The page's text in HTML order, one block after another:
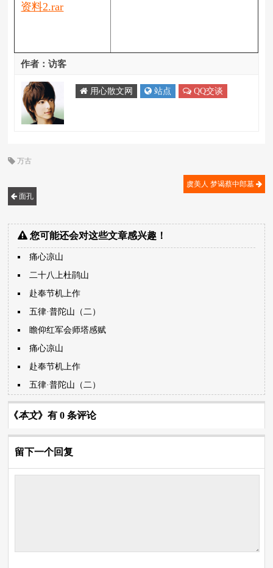
资料2.rar
作者：访客
用心散文网 站点 QQ交谈
万古
面孔
虞美人 梦谒蔡中郎墓
您可能还会对这些文章感兴趣！
痛心凉山
二十八上杜鹃山
赴奉节机上作
五律·普陀山（二）
瞻仰红军会师塔感赋
痛心凉山
赴奉节机上作
五律·普陀山（二）
《本文》有 0 条评论
留下一个回复